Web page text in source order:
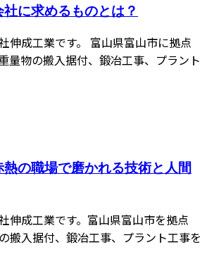
に求めるものとは？
伸成工業です。 富山県富山市に拠点
量物の搬入据付、鍛冶工事、プラント
の職場で磨かれる技術と人間
伸成工業です。富山県富山市を拠点
搬入据付、鍛冶工事、プラント工事を